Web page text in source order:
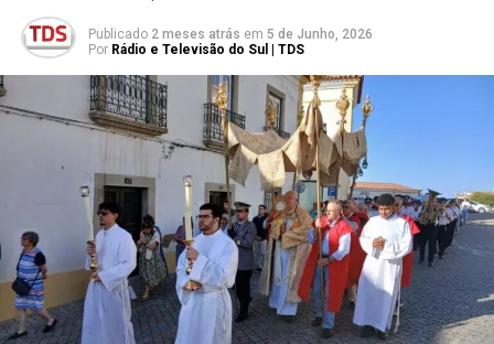
Publicado 2 meses atrás em 5 de Junho, 2026
Por Rádio e Televisão do Sul | TDS